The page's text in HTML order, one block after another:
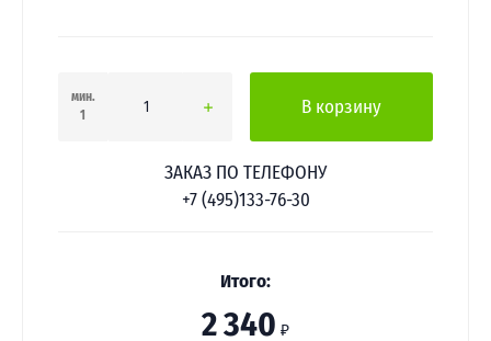
мин.
1
В корзину
ЗАКАЗ ПО ТЕЛЕФОНУ
+7 (495)133-76-30
Итого:
2 340 ₽